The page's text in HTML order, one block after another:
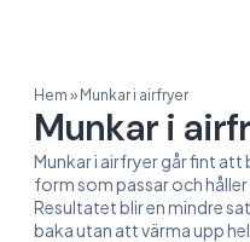
Hem » Munkar i airfryer
Munkar i
Munkar i airfryer går fint att
form som passar och
Resultatet blir en mindre
baka utan att värma upp